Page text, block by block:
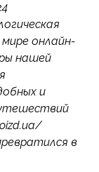
онлайн-
нашей
и
в